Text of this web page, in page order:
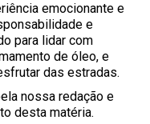
emocionante e
e
para lidar com
de óleo, e
das estradas.
nossa redação e
desta matéria.